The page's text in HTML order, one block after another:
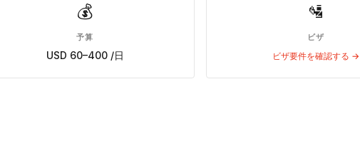
💰
予算
USD 60–400 /日
🛂
ビザ
ビザ要件を確認する →